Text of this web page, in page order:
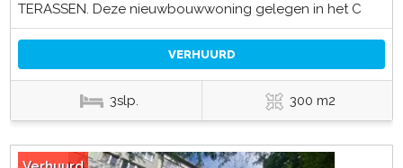
TERASSEN. Deze nieuwbouwwoning gelegen in het C
VERHUURD
3slp. 300 m2